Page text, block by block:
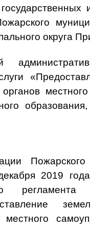
округа
Пожарского
2019
регламента